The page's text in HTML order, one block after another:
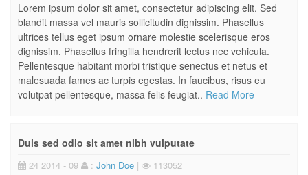
Lorem ipsum dolor sit amet, consectetur adipiscing elit. Sed
blandit massa vel mauris sollicitudin dignissim. Phasellus
ultrices tellus eget ipsum ornare molestie scelerisque eros
dignissim. Phasellus fringilla hendrerit lectus nec vehicula.
Pellentesque habitant morbi tristique senectus et netus et
malesuada fames ac turpis egestas. In faucibus, risus eu
volutpat pellentesque, massa felis feugiat.. Read More
Duis sed odio sit amet nibh vulputate
24 2014 - 09 : John Doe | 113052